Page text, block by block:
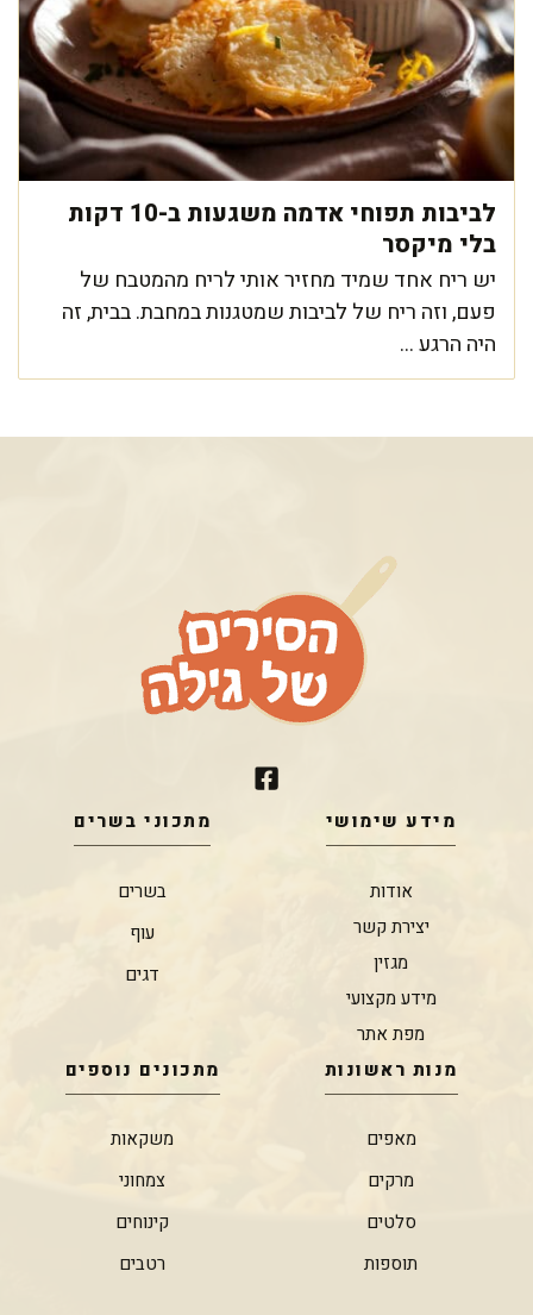
לביבות תפוחי אדמה משגעות ב-10 דקות
בלי מיקסר
יש ריח אחד שמיד מחזיר אותי לריח מהמטבח של
פעם, וזה ריח של לביבות שמטגנות במחבת. בבית, זה
היה הרגע ...
מידע שימושי
אודות
יצירת קשר
מגזין
מידע מקצועי
מפת אתר
מתכוני בשרים
בשרים
עוף
דגים
מנות ראשונות
מאפים
מרקים
סלטים
תוספות
מתכונים נוספים
משקאות
צמחוני
קינוחים
רטבים